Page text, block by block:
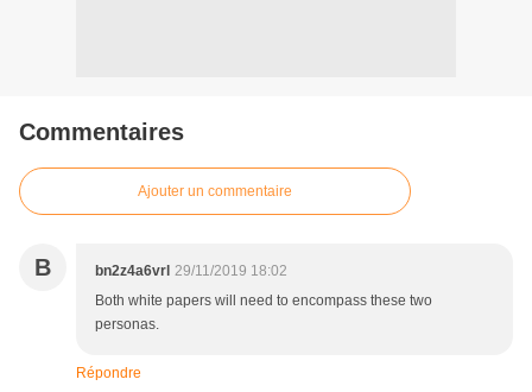
Commentaires
Ajouter un commentaire
B bn2z4a6vrl 29/11/2019 18:02
Both white papers will need to encompass these two
personas.
Répondre